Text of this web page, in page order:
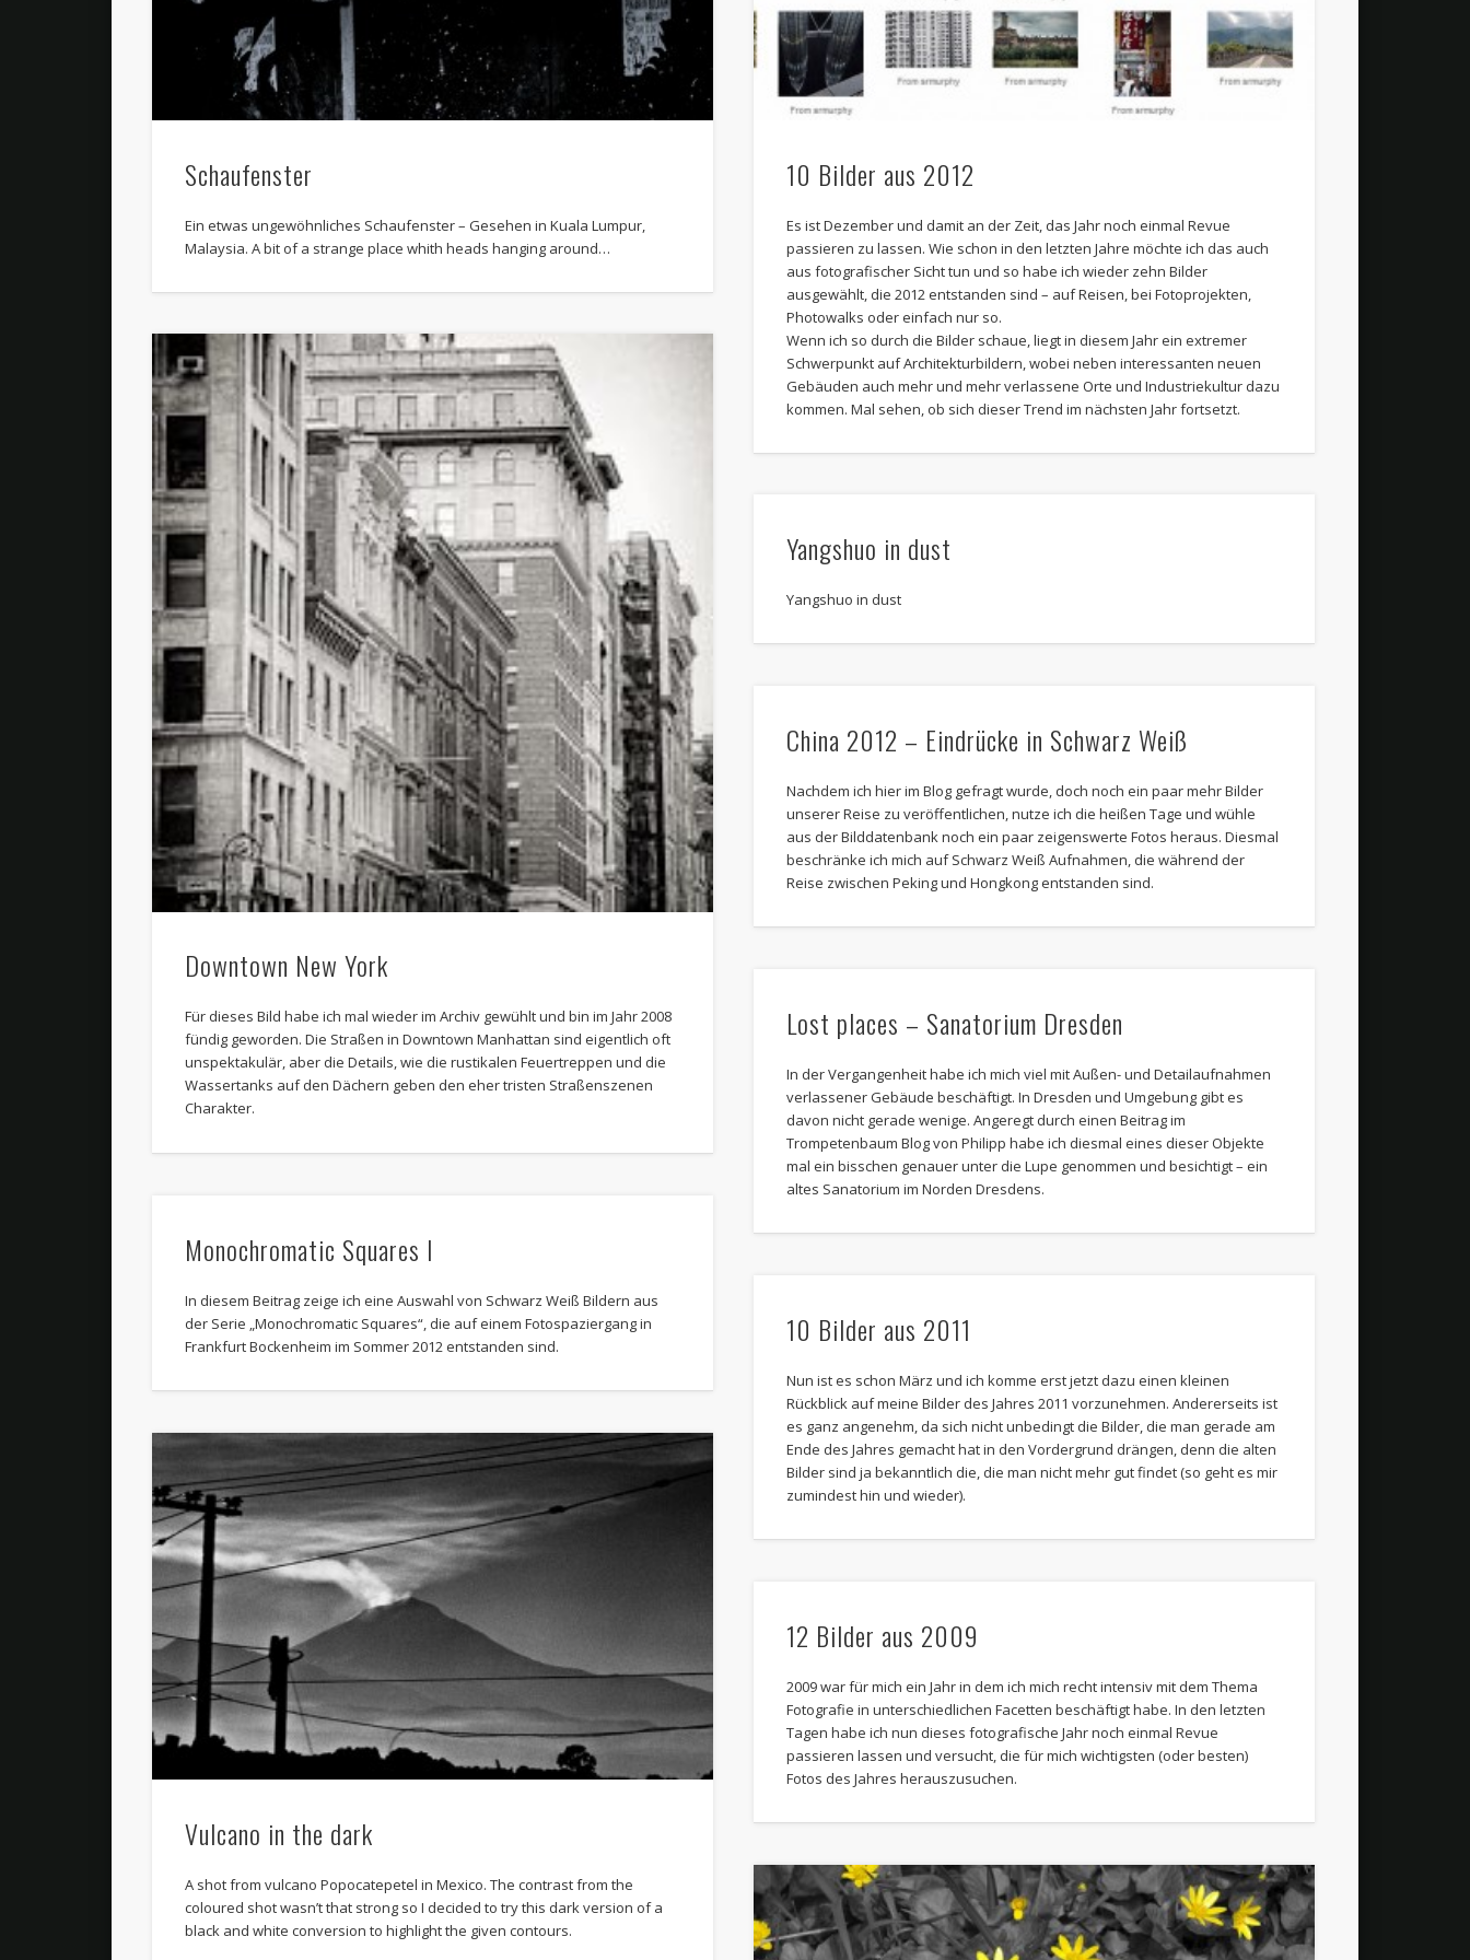
Schaufenster
Ein etwas ungewöhnliches Schaufenster – Gesehen in Kuala Lumpur,
Malaysia. A bit of a strange place whith heads hanging around…
10 Bilder aus 2012
Es ist Dezember und damit an der Zeit, das Jahr noch einmal Revue
passieren zu lassen. Wie schon in den letzten Jahre möchte ich das auch
aus fotografischer Sicht tun und so habe ich wieder zehn Bilder
ausgewählt, die 2012 entstanden sind – auf Reisen, bei Fotoprojekten,
Photowalks oder einfach nur so.
Wenn ich so durch die Bilder schaue, liegt in diesem Jahr ein extremer
Schwerpunkt auf Architekturbildern, wobei neben interessanten neuen
Gebäuden auch mehr und mehr verlassene Orte und Industriekultur dazu
kommen. Mal sehen, ob sich dieser Trend im nächsten Jahr fortsetzt.
Downtown New York
Für dieses Bild habe ich mal wieder im Archiv gewühlt und bin im Jahr 2008
fündig geworden. Die Straßen in Downtown Manhattan sind eigentlich oft
unspektakulär, aber die Details, wie die rustikalen Feuertreppen und die
Wassertanks auf den Dächern geben den eher tristen Straßenszenen
Charakter.
Yangshuo in dust
Yangshuo in dust
China 2012 – Eindrücke in Schwarz Weiß
Nachdem ich hier im Blog gefragt wurde, doch noch ein paar mehr Bilder
unserer Reise zu veröffentlichen, nutze ich die heißen Tage und wühle
aus der Bilddatenbank noch ein paar zeigenswerte Fotos heraus. Diesmal
beschränke ich mich auf Schwarz Weiß Aufnahmen, die während der
Reise zwischen Peking und Hongkong entstanden sind.
Lost places – Sanatorium Dresden
In der Vergangenheit habe ich mich viel mit Außen- und Detailaufnahmen
verlassener Gebäude beschäftigt. In Dresden und Umgebung gibt es
davon nicht gerade wenige. Angeregt durch einen Beitrag im
Trompetenbaum Blog von Philipp habe ich diesmal eines dieser Objekte
mal ein bisschen genauer unter die Lupe genommen und besichtigt – ein
altes Sanatorium im Norden Dresdens.
Monochromatic Squares I
In diesem Beitrag zeige ich eine Auswahl von Schwarz Weiß Bildern aus
der Serie „Monochromatic Squares“, die auf einem Fotospaziergang in
Frankfurt Bockenheim im Sommer 2012 entstanden sind.
10 Bilder aus 2011
Nun ist es schon März und ich komme erst jetzt dazu einen kleinen
Rückblick auf meine Bilder des Jahres 2011 vorzunehmen. Andererseits ist
es ganz angenehm, da sich nicht unbedingt die Bilder, die man gerade am
Ende des Jahres gemacht hat in den Vordergrund drängen, denn die alten
Bilder sind ja bekanntlich die, die man nicht mehr gut findet (so geht es mir
zumindest hin und wieder).
Vulcano in the dark
A shot from vulcano Popocatepetel in Mexico. The contrast from the
coloured shot wasn’t that strong so I decided to try this dark version of a
black and white conversion to highlight the given contours.
12 Bilder aus 2009
2009 war für mich ein Jahr in dem ich mich recht intensiv mit dem Thema
Fotografie in unterschiedlichen Facetten beschäftigt habe. In den letzten
Tagen habe ich nun dieses fotografische Jahr noch einmal Revue
passieren lassen und versucht, die für mich wichtigsten (oder besten)
Fotos des Jahres herauszusuchen.